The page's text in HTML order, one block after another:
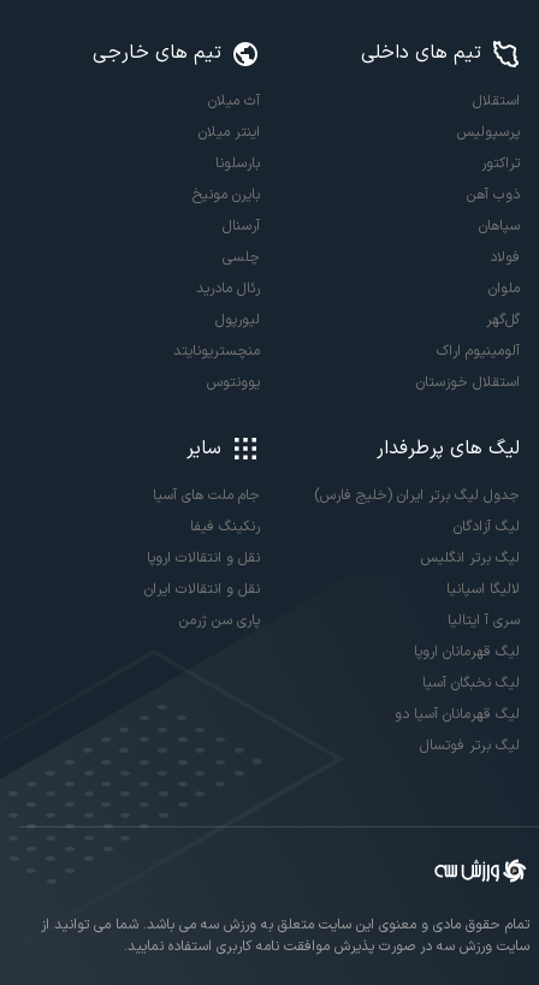
تیم های داخلی
استقلال
پرسپولیس
تراکتور
ذوب آهن
سپاهان
فولاد
ملوان
گل‌گهر
آلومینیوم اراک
استقلال خوزستان
تیم های خارجی
آث میلان
اینتر میلان
بارسلونا
بایرن مونیخ
آرسنال
چلسی
رئال مادرید
لیورپول
منچستریونایتد
یوونتوس
لیگ های پرطرفدار
جدول لیگ برتر ایران (خلیج فارس)
لیگ آزادگان
لیگ برتر انگلیس
لالیگا اسپانیا
سری آ ایتالیا
لیگ قهرمانان اروپا
لیگ نخبگان آسیا
لیگ قهرمانان آسیا دو
لیگ برتر فوتسال
سایر
جام ملت های آسیا
رنکینگ فیفا
نقل و انتقالات اروپا
نقل و انتقالات ایران
پاری سن ژرمن
تمام حقوق مادی و معنوی این سایت متعلق به ورزش سه می باشد. شما می توانید از
سایت ورزش سه در صورت پذیرش موافقت نامه کاربری استفاده نمایید.